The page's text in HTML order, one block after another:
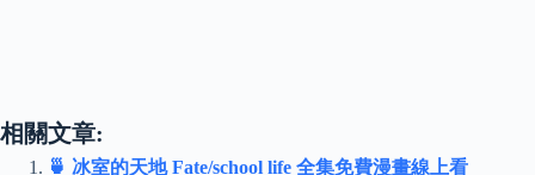
相關文章:
🍵 冰室的天地 Fate/school life 全集免費漫畫線上看